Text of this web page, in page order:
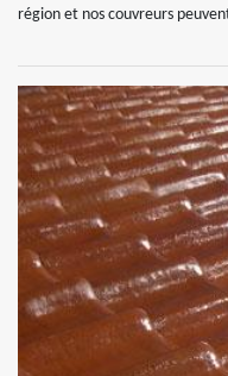
région et nos couvreurs